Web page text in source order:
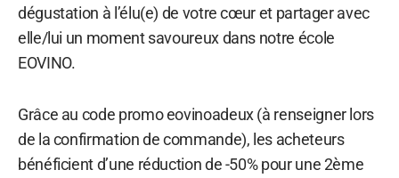
dégustation à l’élu(e) de votre cœur et partager avec
elle/lui un moment savoureux dans notre école
EOVINO.
Grâce au code promo eovinoadeux (à renseigner lors
de la confirmation de commande), les acheteurs
bénéficient d’une réduction de -50% pour une 2ème